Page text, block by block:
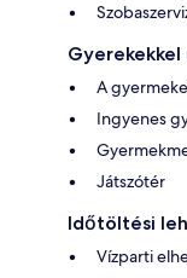
Gyerekekkel
A
Ingyenes
Játszótér
Időtöltési
Vízparti